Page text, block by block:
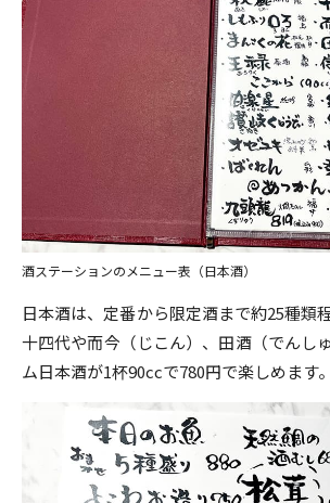
酒ステーションのメニュー表（日本酒）
日本酒は、定番から限定酒まで約25種類
十四代や而今（じこん）、田酒（でんし
ム日本酒が1杯90ccで780円で楽しめます。